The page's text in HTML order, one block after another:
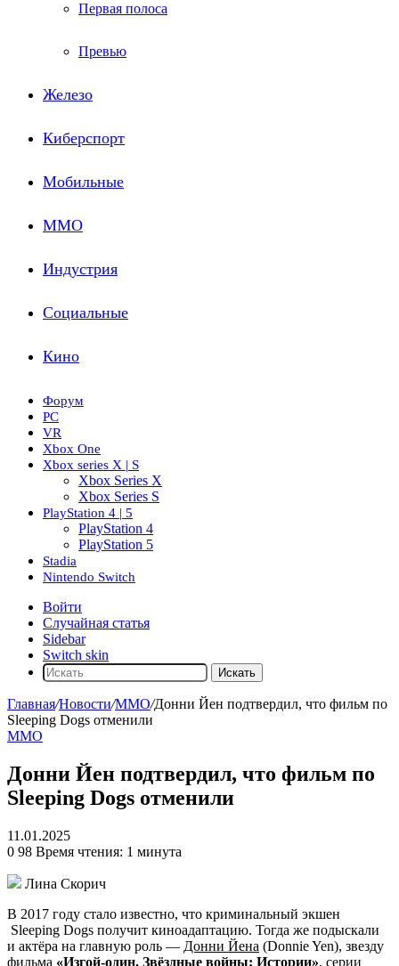
Первая полоса
Превью
Железо
Киберспорт
Мобильные
ММО
Индустрия
Социальные
Кино
Форум
PC
VR
Xbox One
Xbox series X | S
Xbox Series X
Xbox Series S
PlayStation 4 | 5
PlayStation 4
PlayStation 5
Stadia
Nintendo Switch
Войти
Случайная статья
Sidebar
Switch skin
Искать
Главная/Новости/ММО/Донни Йен подтвердил, что фильм по
Sleeping Dogs отменили
ММО
Донни Йен подтвердил, что фильм по
Sleeping Dogs отменили
11.01.2025
0 98 Время чтения: 1 минута
Лина Скорич
В 2017 году стало известно, что криминальный экшен
Sleeping Dogs получит киноадаптацию. Тогда же подыскали
и актёра на главную роль — Донни Йена (Donnie Yen), звезду
фильма «Изгой-один. Звёздные войны: Истории», серии